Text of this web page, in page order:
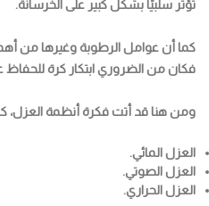
تؤثر سلبيًا بشكل كبير على الخرسانة.
كما أن عوامل الرطوبة وغيرها من
فكان من الضروري ابتكار كرة للحفاظ
ومن هنا قد أتت فكرة أنظمة العزل،
العزل المائي.
العزل الصوتي.
العزل الحراري.